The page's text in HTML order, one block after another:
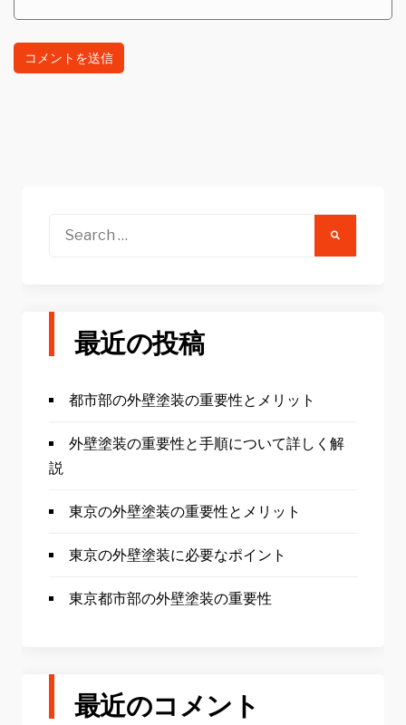
Search
最近の投稿
都市部の外壁塗装の重要性とメリット
外壁塗装の重要性と手順について詳しく解
説
東京の外壁塗装の重要性とメリット
東京の外壁塗装に必要なポイント
東京都市部の外壁塗装の重要性
最近のコメント